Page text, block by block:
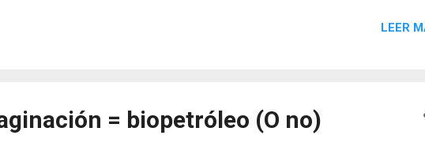
LEER
= biopetróleo (O no)